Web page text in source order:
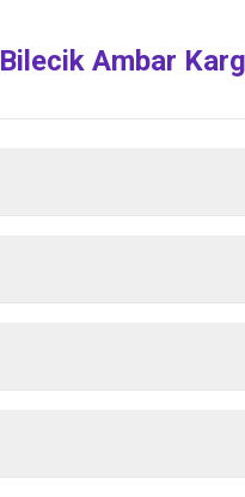
BilecikAmbar